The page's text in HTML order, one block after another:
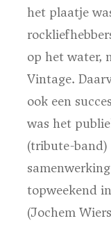
het plaatje
op het water,
Vintage.
ook een
was het
(tribute-
topweekend
(Jochem